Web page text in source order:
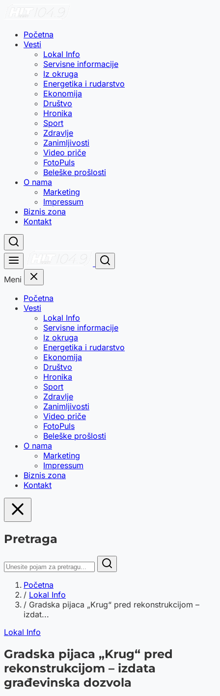
Početna
Vesti
Lokal Info
Servisne informacije
Iz okruga
Energetika i rudarstvo
Ekonomija
Društvo
Hronika
Sport
Zdravlje
Zanimljivosti
Video priče
FotoPuls
Beleške prošlosti
O nama
Marketing
Impressum
Biznis zona
Kontakt
Meni
Početna
Vesti
Lokal Info
Servisne informacije
Iz okruga
Energetika i rudarstvo
Ekonomija
Društvo
Hronika
Sport
Zdravlje
Zanimljivosti
Video priče
FotoPuls
Beleške prošlosti
O nama
Marketing
Impressum
Biznis zona
Kontakt
Pretraga
Početna
/ Lokal Info
/ Gradska pijaca „Krug“ pred rekonstrukcijom –
izdat...
Lokal Info
Gradska pijaca „Krug“ pred
rekonstrukcijom – izdata
građevinska dozvola